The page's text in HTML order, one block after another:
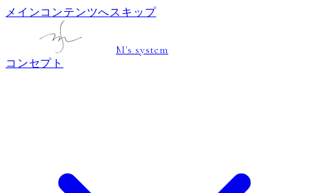
メインコンテンツへスキップ
M's system
コンセプト